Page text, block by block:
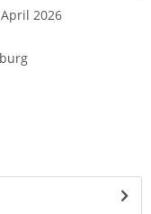
2026